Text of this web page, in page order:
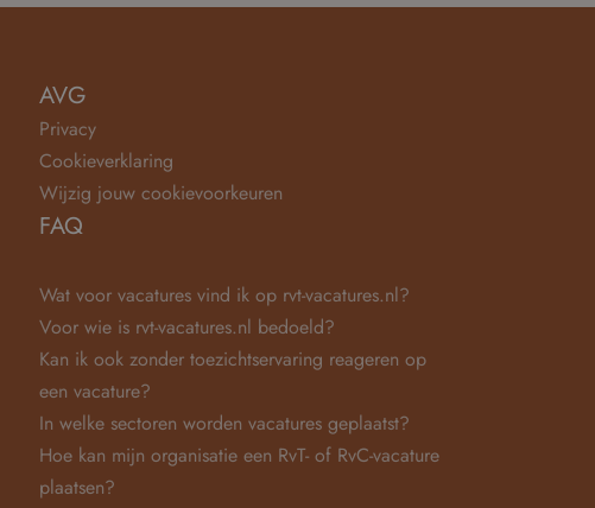
AVG
Privacy
Cookieverklaring
Wijzig jouw cookievoorkeuren
FAQ
Wat voor vacatures vind ik op rvt-vacatures.nl?
Voor wie is rvt-vacatures.nl bedoeld?
Kan ik ook zonder toezichtservaring reageren op
een vacature?
In welke sectoren worden vacatures geplaatst?
Hoe kan mijn organisatie een RvT- of RvC-vacature
plaatsen?